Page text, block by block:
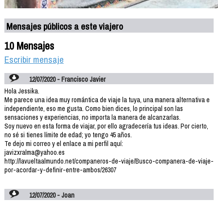
Mensajes públicos a este viajero
10 Mensajes
Escribir mensaje
12/07/2020 - Francisco Javier
Hola Jessika.
Me parece una idea muy romántica de viaje la tuya, una manera alternativa e
independiente, eso me gusta. Como bien dices, lo principal son las
sensaciones y experiencias, no importa la manera de alcanzarlas.
Soy nuevo en esta forma de viajar, por ello agradecería tus ideas. Por cierto,
no sé si tienes límite de edad; yo tengo 45 años.
Te dejo mi correo y el enlace a mi perfil aquí:
javizxralma@yahoo.es
http://lavueltaalmundo.net/companeros-de-viaje/Busco-companera-de-viaje-
por-acordar-y-definir-entre-ambos/26307
12/07/2020 - Joan